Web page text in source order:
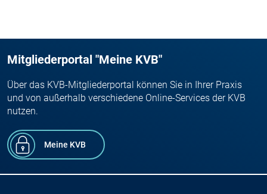
Mitgliederportal "Meine KVB"
Über das KVB-Mitgliederportal können Sie in Ihrer Praxis
und von außerhalb verschiedene Online-Services der KVB
nutzen.
Meine KVB